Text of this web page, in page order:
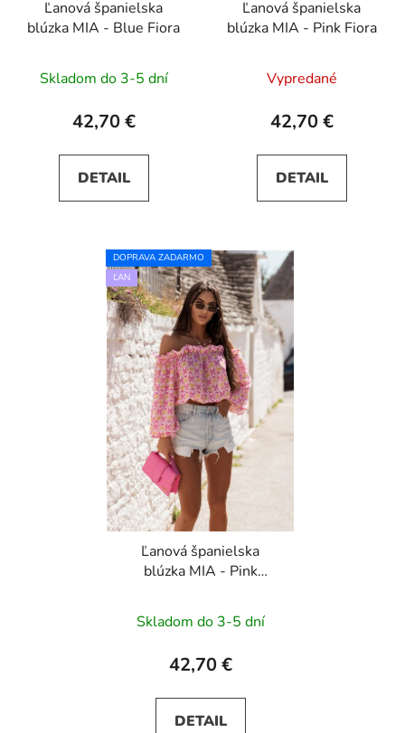
Ľanová španielska
blúzka MIA - Blue Fiora
Skladom do 3-5 dní
42,70 €
DETAIL
Ľanová španielska
blúzka MIA - Pink Fiora
Vypredané
42,70 €
DETAIL
DOPRAVA ZADARMO
ĽAN
Ľanová španielska
blúzka MIA - Pink
Skladom do 3-5 dní
42,70 €
DETAIL